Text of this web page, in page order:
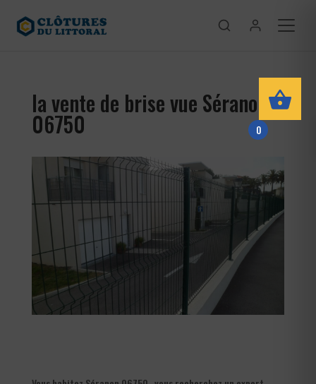
la vente de brise vue Séranon
06750 0